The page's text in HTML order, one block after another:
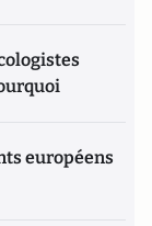
européens